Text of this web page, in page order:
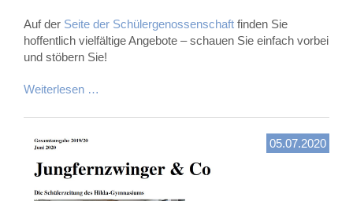
Auf der Seite der Schülergenossenschaft finden Sie
hoffentlich vielfältige Angebote – schauen Sie einfach vorbei
und stöbern Sie!
Weiterlesen …
05.07.2020